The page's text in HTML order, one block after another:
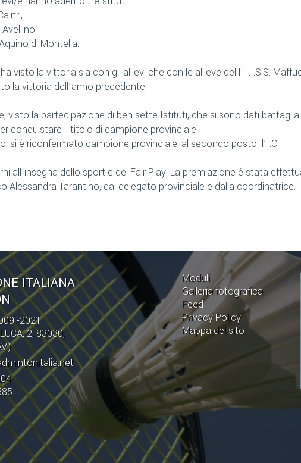
di Montella.
visto la vittoria sia con gli allievi che con le allieve del l’ I.I.S.S.
la vittoria dell’anno precedente.
visto la partecipazione di ben sette Istituti, che si sono dati
conquistare il titolo di campione provinciale.
si è riconfermato campione provinciale, al secondo posto l’I.C.
all’insegna dello sport e del Fair Play. La premiazione è stata
Alessandra Tarantino, dal delegato provinciale e dalla coordinatrice.
ITALIANA
-2021
2, 83030,
Moduli
Galleria fotografica
Feed
Privacy Policy
Mappa del sito